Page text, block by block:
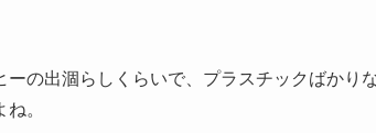
ーの出涸らしくらいで、プラスチックばかり
。